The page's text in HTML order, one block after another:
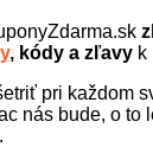
, kódy a zľavy k
pri každom
nás bude, o to